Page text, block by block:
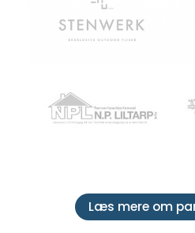
Læs mere om